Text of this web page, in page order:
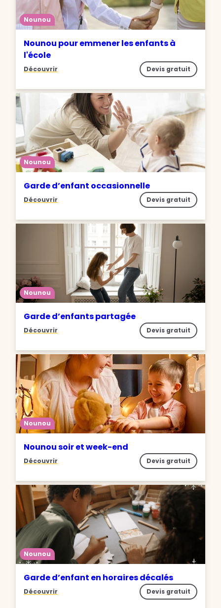
Nounou
Nounou pour emmener les enfants à
l'école
Découvrir Devis gratuit
Nounou
Garde d’enfant occasionnelle
Découvrir Devis gratuit
Nounou
Garde d’enfants partagée
Découvrir Devis gratuit
Nounou
Nounou soir et week-end
Découvrir Devis gratuit
Nounou
Garde d’enfant en horaires décalés
Découvrir Devis gratuit